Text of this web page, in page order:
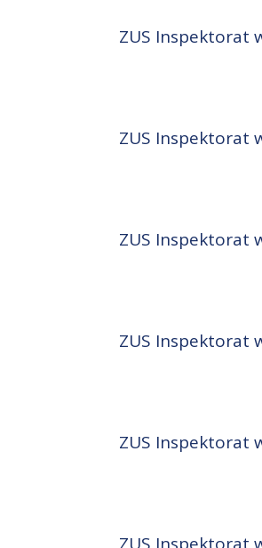
ZUS Inspektorat
ZUS Inspektorat
ZUS Inspektorat
ZUS Inspektorat
ZUS Inspektorat
ZUS Inspektorat